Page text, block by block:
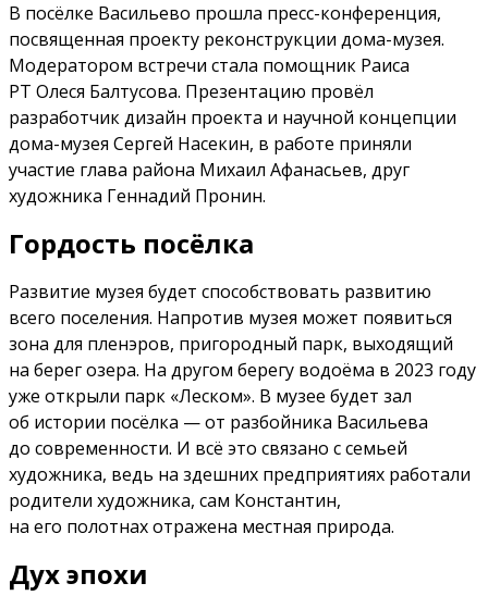
В посёлке Васильево прошла пресс-конференция,
посвященная проекту реконструкции дома-музея.
Модератором встречи стала помощник Раиса
РТ Олеся Балтусова. Презентацию провёл
разработчик дизайн проекта и научной концепции
дома-музея Сергей Насекин, в работе приняли
участие глава района Михаил Афанасьев, друг
художника Геннадий Пронин.
Гордость посёлка
Развитие музея будет способствовать развитию
всего поселения. Напротив музея может появиться
зона для пленэров, пригородный парк, выходящий
на берег озера. На другом берегу водоёма в 2023 году
уже открыли парк «Леском». В музее будет зал
об истории посёлка — от разбойника Васильева
до современности. И всё это связано с семьей
художника, ведь на здешних предприятиях работали
родители художника, сам Константин,
на его полотнах отражена местная природа.
Дух эпохи